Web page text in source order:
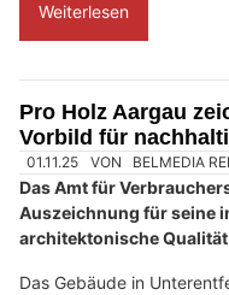
Weiterlesen
Pro Holz Aargau
Vorbild für
01.11.25 VON BELMEDIA
Das Amt für
Auszeichnung für seine
architektonische
Das Gebäude in